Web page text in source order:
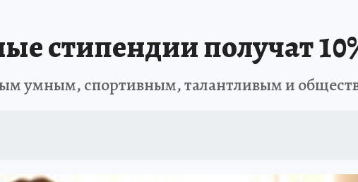
стипендии получат
умным, спортивным, талантливым и